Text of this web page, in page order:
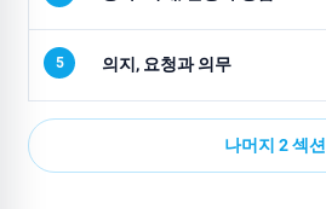
5 의지, 요청과 의무
나머지 2 섹션